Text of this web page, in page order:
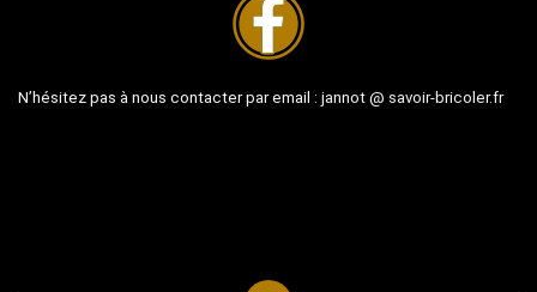
N’hésitez pas à nous contacter par email : jannot @ savoir-bricoler.fr